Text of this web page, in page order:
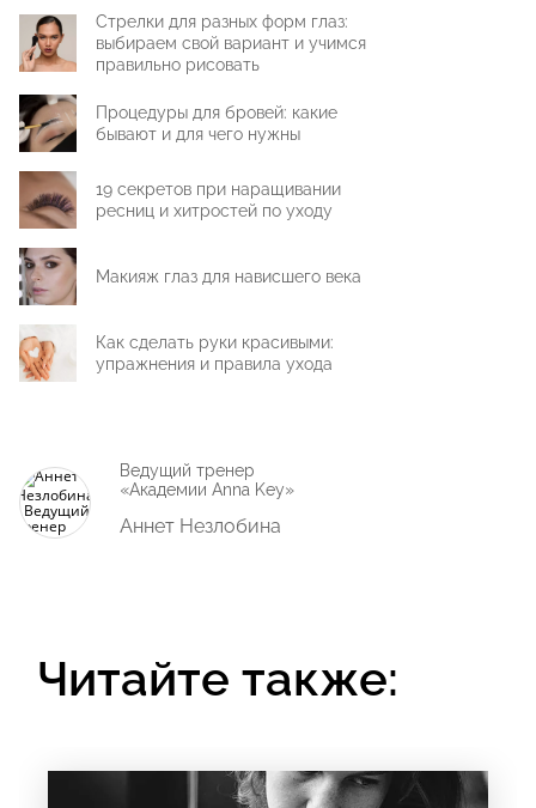
Стрелки для разных форм глаз:
выбираем свой вариант и учимся
правильно рисовать
Процедуры для бровей: какие
бывают и для чего нужны
19 секретов при наращивании
ресниц и хитростей по уходу
Макияж глаз для нависшего века
Как сделать руки красивыми:
упражнения и правила ухода
Ведущий тренер
«Академии Anna Key»
Аннет Незлобина
Читайте также: